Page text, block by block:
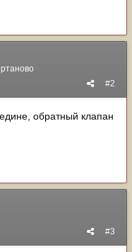
#2
обратный клапан
#3